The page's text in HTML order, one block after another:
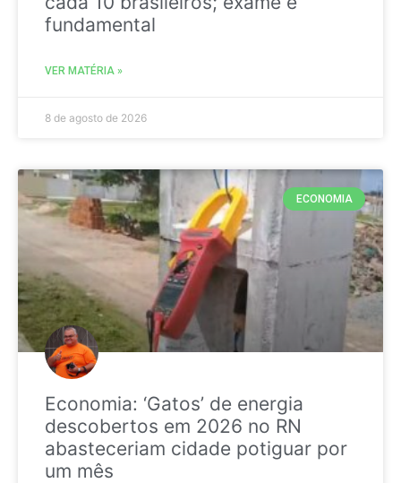
fundamental
VER MATÉRIA »
8 de agosto de 2026
ECONOMIA
Economia: ‘Gatos’ de energia
descobertos em 2026 no RN
abasteceriam cidade potiguar por
um mês